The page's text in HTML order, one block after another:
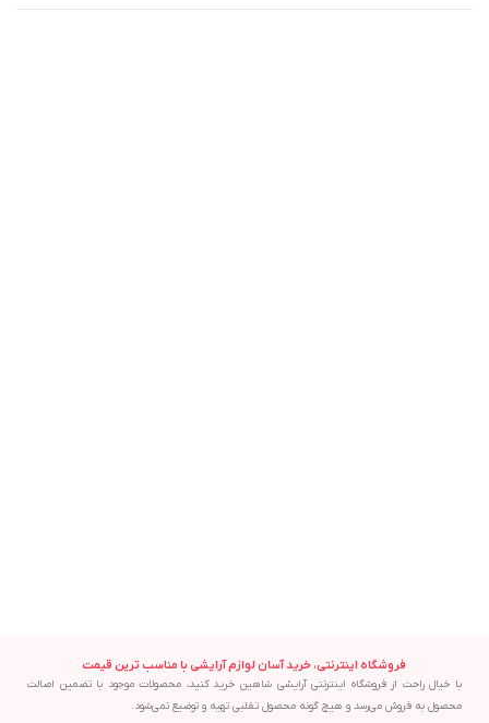
فروشگاه اینترنتی، خرید آسان لوازم آرایشی با مناسب ترین قیمت
با خیال راحت از فروشگاه اینترنتی آرایشی شاهین خرید کنید، محصولات موجود با تضمین اصالت
محصول به فروش می‌رسد و هیچ گونه محصول تقلبی تهیه و توضیع نمی‌شود.